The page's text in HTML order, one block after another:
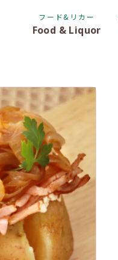
フード&リカー
Food & Liquor